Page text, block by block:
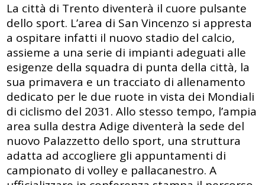
La città di Trento diventerà il cuore pulsante
dello sport. L’area di San Vincenzo si appresta
a ospitare infatti il nuovo stadio del calcio,
assieme a una serie di impianti adeguati alle
esigenze della squadra di punta della città, la
sua primavera e un tracciato di allenamento
dedicato per le due ruote in vista dei Mondiali
di ciclismo del 2031. Allo stesso tempo, l’ampia
area sulla destra Adige diventerà la sede del
nuovo Palazzetto dello sport, una struttura
adatta ad accogliere gli appuntamenti di
campionato di volley e pallacanestro. A